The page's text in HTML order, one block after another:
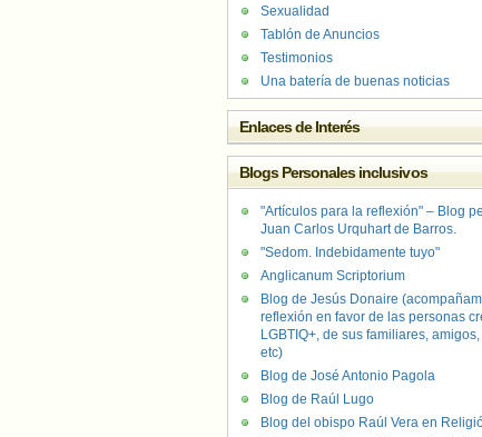
Sexualidad
Tablón de Anuncios
Testimonios
Una batería de buenas noticias
Enlaces de Interés
Blogs Personales inclusivos
"Artículos para la reflexión" – Blog
Juan Carlos Urquhart de Barros.
"Sedom. Indebidamente tuyo"
Anglicanum Scriptorium
Blog de Jesús Donaire
reflexión en favor de las personas
LGBTIQ+, de sus familiares,
etc)
Blog de José Antonio Pagola
Blog de Raúl Lugo
Blog del obispo Raúl Vera en